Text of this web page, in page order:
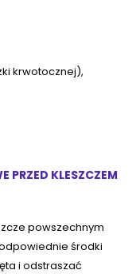
krwotocznej),
PRZED KLESZCZEM
powszechnym
środki
i odstraszać